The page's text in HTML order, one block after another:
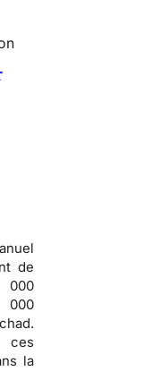
de
000
000
la